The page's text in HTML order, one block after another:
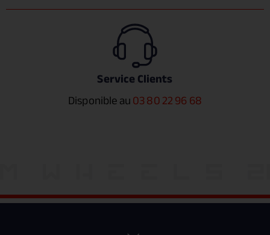
Service Clients
Disponible au03 80 22 96 68